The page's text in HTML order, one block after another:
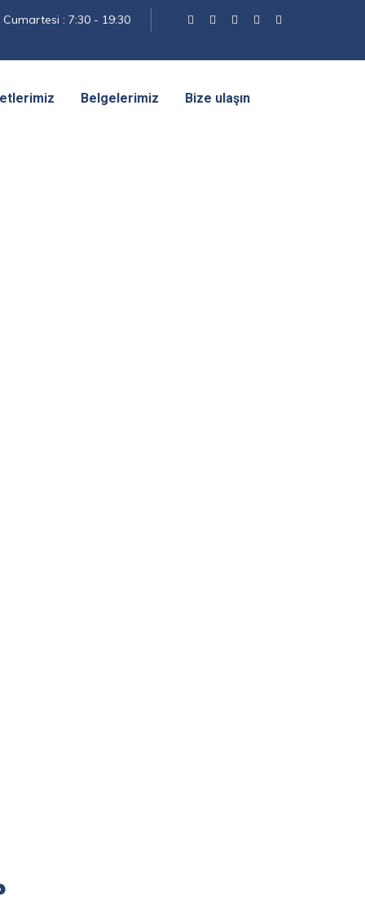
: 7:30 - 19:30
Belgelerimiz Bize ulaşın